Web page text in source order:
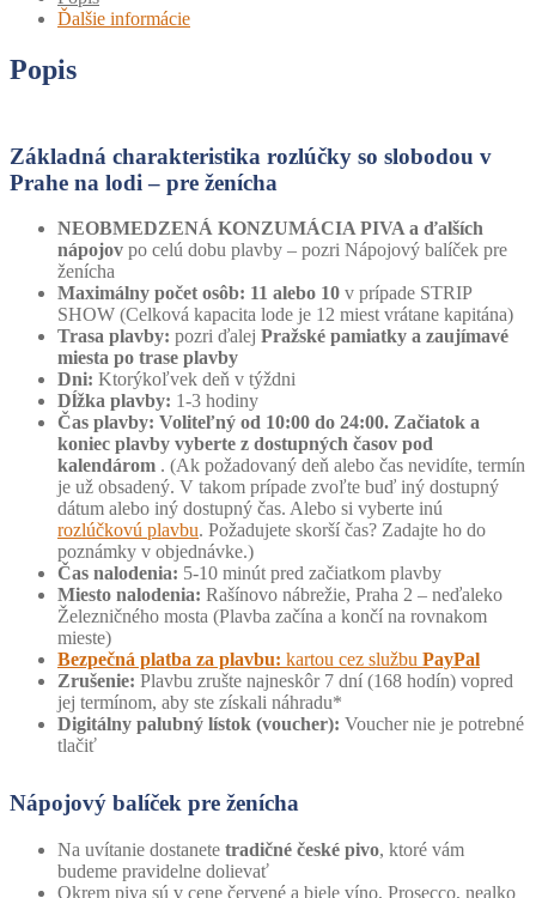
Ďalšie informácie
Popis
Základná charakteristika rozlúčky so slobodou v
Prahe na lodi – pre ženícha
NEOBMEDZENÁ KONZUMÁCIA PIVA a ďalších
nápojov po celú dobu plavby – pozri Nápojový balíček pre
ženícha
Maximálny počet osôb: 11 alebo 10 v prípade STRIP
SHOW (Celková kapacita lode je 12 miest vrátane kapitána)
Trasa plavby: pozri ďalej Pražské pamiatky a zaujímavé
miesta po trase plavby
Dni: Ktorýkoľvek deň v týždni
Dĺžka plavby: 1-3 hodiny
Čas plavby: Voliteľný od 10:00 do 24:00. Začiatok a
koniec plavby vyberte z dostupných časov pod
kalendárom . (Ak požadovaný deň alebo čas nevidíte, termín
je už obsadený. ​​V takom prípade zvoľte buď iný dostupný
dátum alebo iný dostupný čas. Alebo si vyberte inú
rozlúčkovú plavbu. Požadujete skorší čas? Zadajte ho do
poznámky v objednávke.)
Čas nalodenia: 5-10 minút pred začiatkom plavby
Miesto nalodenia: Rašínovo nábrežie, Praha 2 – neďaleko
Železničného mosta (Plavba začína a končí na rovnakom
mieste)
Bezpečná platba za plavbu: kartou cez službu PayPal
Zrušenie: Plavbu zrušte najneskôr 7 dní (168 hodín) vopred
jej termínom, aby ste získali náhradu*
Digitálny palubný lístok (voucher): Voucher nie je potrebné
tlačiť
Nápojový balíček pre ženícha
Na uvítanie dostanete tradičné české pivo, ktoré vám
budeme pravidelne dolievať
Okrem piva sú v cene červené a biele víno, Prosecco, nealko